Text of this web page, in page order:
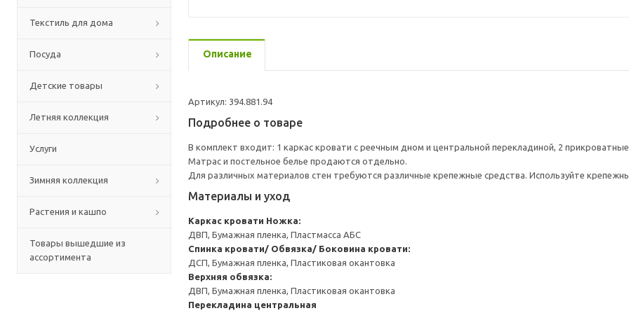
Текстиль для дома
Посуда
Детские товары
Летняя коллекция
Услуги
Зимняя коллекция
Растения и кашпо
Товары вышедшие из
ассортимента
Описание
Артикул: 394.881.94
Подробнее о товаре
В комплект входит: 1 каркас кровати с реечным дном и центральной перекладиной, 2
Матрас и постельное белье продаются отдельно.
Для различных материалов стен требуются различные крепежные средства. Используйте
Материалы и уход
Каркас кровати Ножка:
ДВП, Бумажная пленка, Пластмасса АБС
Спинка кровати/ Обвязка/ Боковина кровати:
ДСП, Бумажная пленка, Пластиковая окантовка
Верхняя обвязка:
ДВП, Бумажная пленка, Пластиковая окантовка
Перекладина центральная